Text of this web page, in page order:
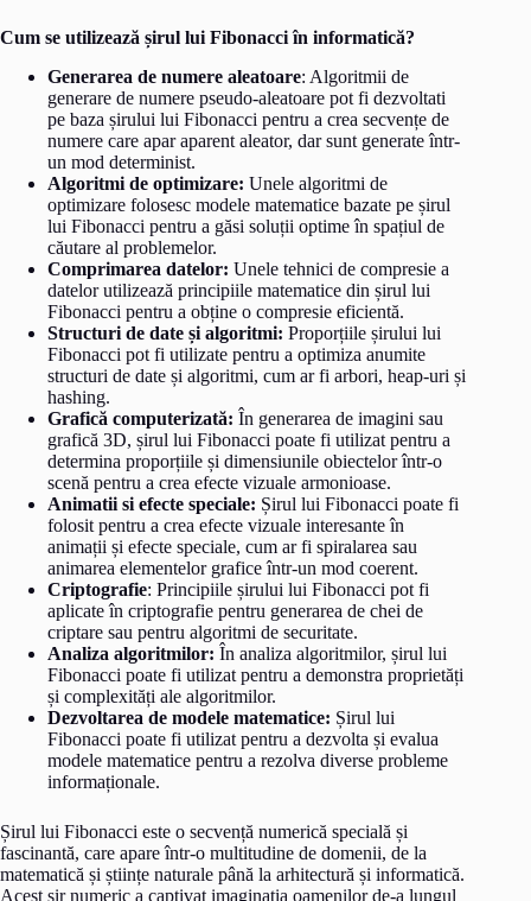
Cum se utilizează șirul lui Fibonacci în informatică?
Generarea de numere aleatoare: Algoritmii de
generare de numere pseudo-aleatoare pot fi dezvoltati
pe baza șirului lui Fibonacci pentru a crea secvențe de
numere care apar aparent aleator, dar sunt generate într-
un mod determinist.
Algoritmi de optimizare: Unele algoritmi de
optimizare folosesc modele matematice bazate pe șirul
lui Fibonacci pentru a găsi soluții optime în spațiul de
căutare al problemelor.
Comprimarea datelor: Unele tehnici de compresie a
datelor utilizează principiile matematice din șirul lui
Fibonacci pentru a obține o compresie eficientă.
Structuri de date și algoritmi: Proporțiile șirului lui
Fibonacci pot fi utilizate pentru a optimiza anumite
structuri de date și algoritmi, cum ar fi arbori, heap-uri și
hashing.
Grafică computerizată: În generarea de imagini sau
grafică 3D, șirul lui Fibonacci poate fi utilizat pentru a
determina proporțiile și dimensiunile obiectelor într-o
scenă pentru a crea efecte vizuale armonioase.
Animatii si efecte speciale: Șirul lui Fibonacci poate fi
folosit pentru a crea efecte vizuale interesante în
animații și efecte speciale, cum ar fi spiralarea sau
animarea elementelor grafice într-un mod coerent.
Criptografie: Principiile șirului lui Fibonacci pot fi
aplicate în criptografie pentru generarea de chei de
criptare sau pentru algoritmi de securitate.
Analiza algoritmilor: În analiza algoritmilor, șirul lui
Fibonacci poate fi utilizat pentru a demonstra proprietăți
și complexități ale algoritmilor.
Dezvoltarea de modele matematice: Șirul lui
Fibonacci poate fi utilizat pentru a dezvolta și evalua
modele matematice pentru a rezolva diverse probleme
informaționale.
Șirul lui Fibonacci este o secvență numerică specială și
fascinantă, care apare într-o multitudine de domenii, de la
matematică și științe naturale până la arhitectură și informatică.
Acest șir numeric a captivat imaginația oamenilor de-a lungul